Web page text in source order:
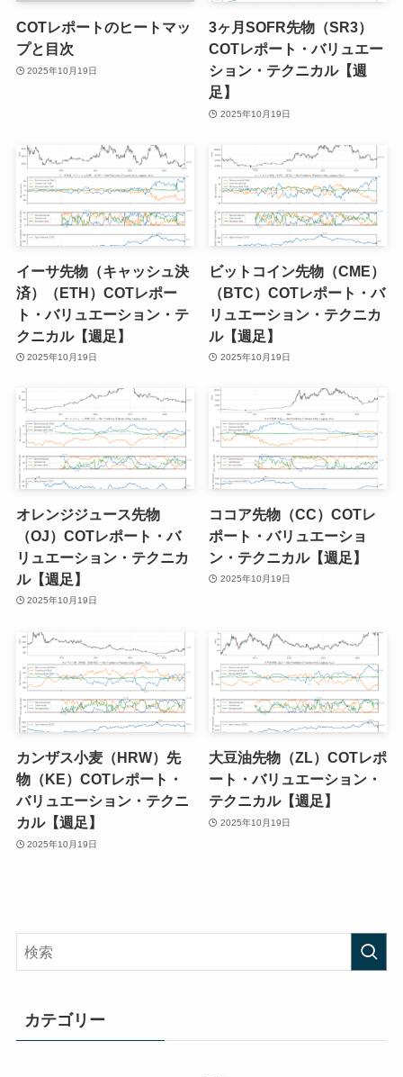
COTレポートのヒートマッ
プと目次
2025年10月19日
3ヶ月SOFR先物（SR3）
COTレポート・バリュエー
ション・テクニカル【週
足】
2025年10月19日
イーサ先物（キャッシュ決
済）（ETH）COTレポー
ト・バリュエーション・テ
クニカル【週足】
2025年10月19日
ビットコイン先物（CME）
（BTC）COTレポート・バ
リュエーション・テクニカ
ル【週足】
2025年10月19日
オレンジジュース先物
（OJ）COTレポート・バ
リュエーション・テクニカ
ル【週足】
2025年10月19日
ココア先物（CC）COTレ
ポート・バリュエーショ
ン・テクニカル【週足】
2025年10月19日
カンザス小麦（HRW）先
物（KE）COTレポート・
バリュエーション・テクニ
カル【週足】
2025年10月19日
大豆油先物（ZL）COTレポ
ート・バリュエーション・
テクニカル【週足】
2025年10月19日
カテゴリー